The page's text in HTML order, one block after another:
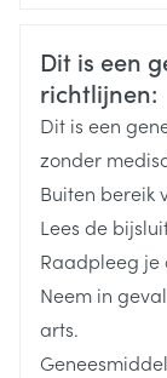
Organisaties
Merken
Breedte
Lengte
Diepte
Dit is een
richtlijnen:
Dit is een
zonder
Buiten bereik
Lees de
Raadpleeg je
Neem in
arts.